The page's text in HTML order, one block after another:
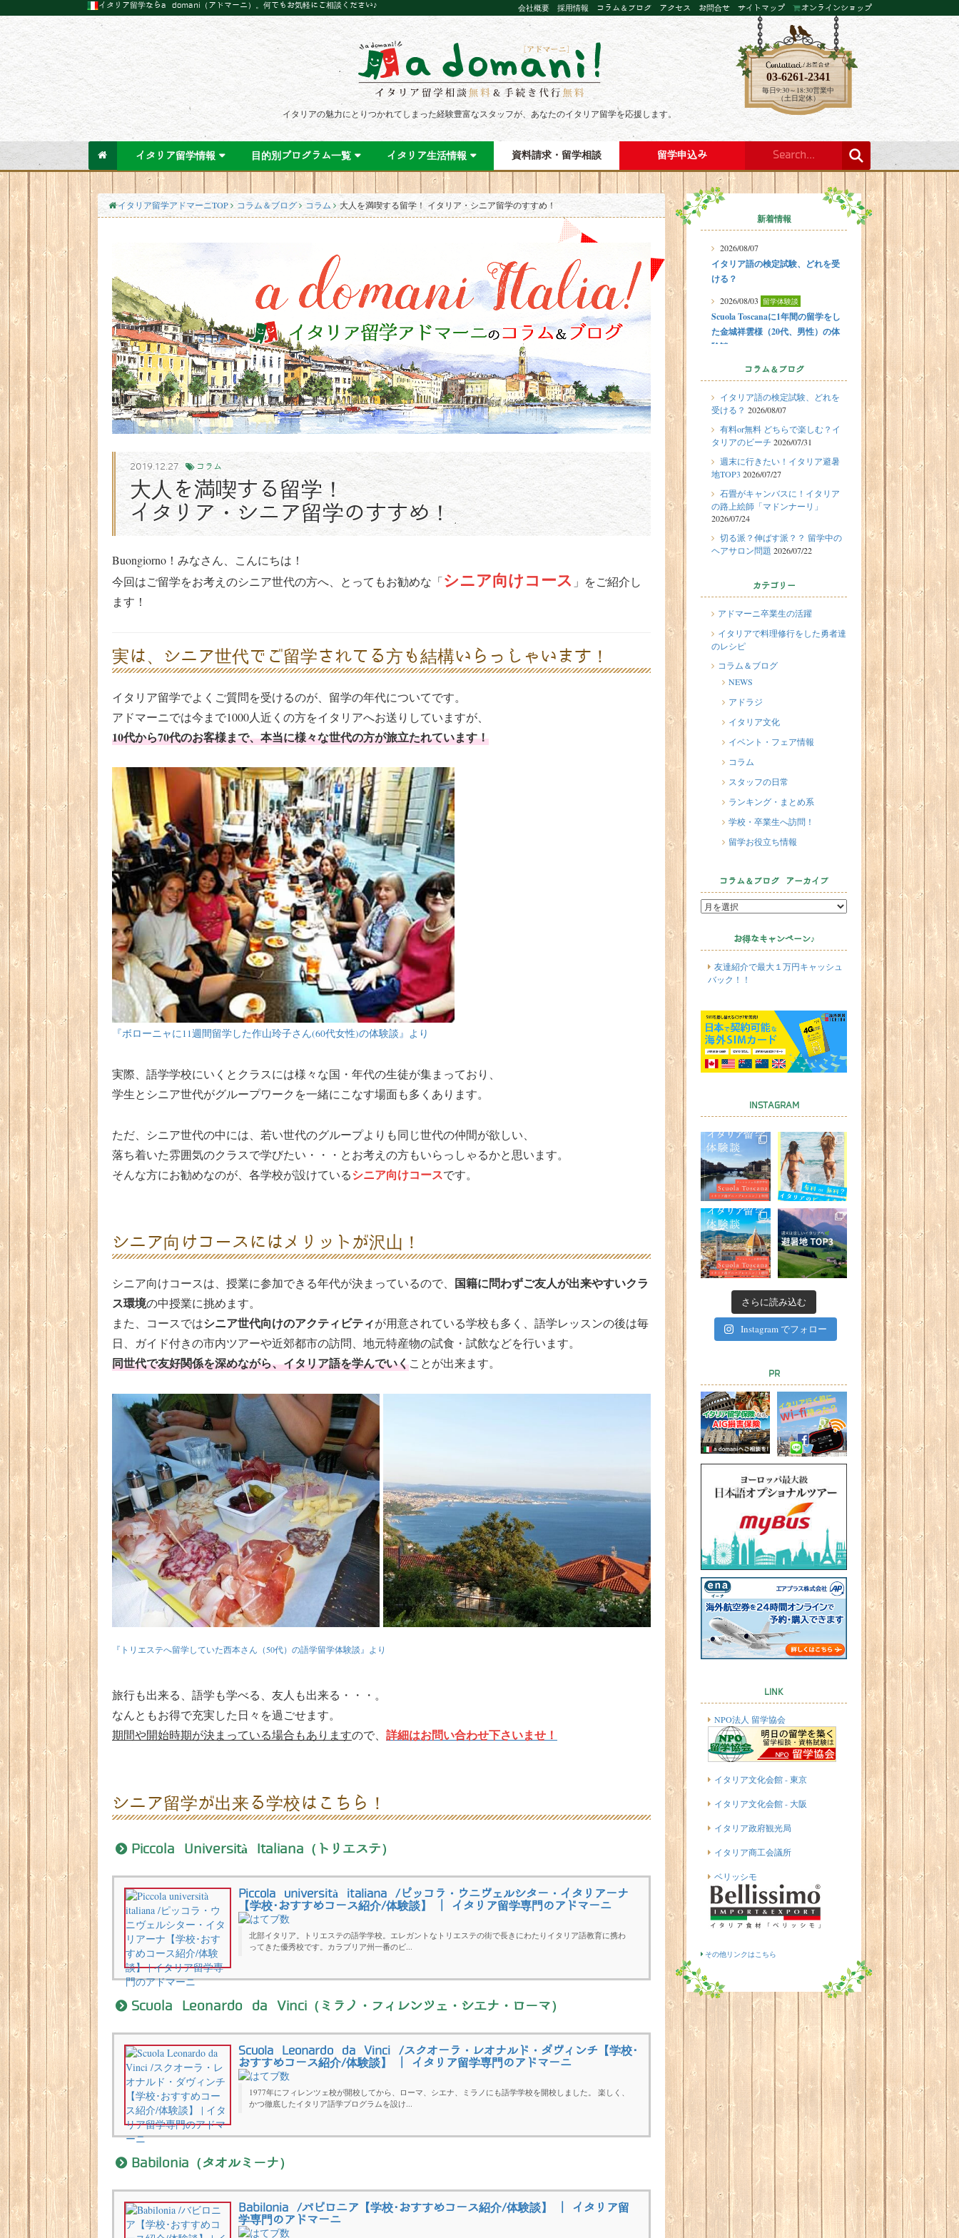
イタリア留学ならa domani（アドマーニ）。何でもお気軽にご相談ください♪ 会社概要 採用情報 コラム＆ブログ アクセス お問合せ サイトマップ オンラインショップ
イタリアの魅力にとりつかれてしまった経験豊富なスタッフが、あなたのイタリア留学を応援します。
03-6261-2341
毎日9:30～18:30営業中
（土日定休）
イタリア留学情報 目的別プログラム一覧 イタリア生活情報 資料請求・留学相談 留学申込み
イタリア留学アドマーニTOP コラム＆ブログ コラム 大人を満喫する留学！ イタリア・シニア留学のすすめ！
2019.12.27 コラム
大人を満喫する留学！
イタリア・シニア留学のすすめ！
Buongiorno！みなさん、こんにちは！
今回はご留学をお考えのシニア世代の方へ、とってもお勧めな「シニア向けコース 」をご紹介し
ます！
実は、シニア世代でご留学されてる方も結構いらっしゃいます！
イタリア留学でよくご質問を受けるのが、留学の年代についてです。
アドマーニでは今まで1000人近くの方をイタリアへお送りしていますが、
10代から70代のお客様まで、本当に様々な世代の方が旅立たれています！
『ボローニャに11週間留学した作山玲子さん(60代女性)の体験談』より
実際、語学学校にいくとクラスには様々な国・年代の生徒が集まっており、
学生とシニア世代がグループワークを一緒にこなす場面も多くあります。
ただ、シニア世代の中には、若い世代のグループよりも同じ世代の仲間が欲しい、
落ち着いた雰囲気のクラスで学びたい・・・とお考えの方もいらっしゃるかと思います。
そんな方にお勧めなのが、各学校が設けているシニア向けコースです。
シニア向けコースにはメリットが沢山！
シニア向けコースは、授業に参加できる年代が決まっているので、 国籍に問わずご友人が出来やすいクラ
ス環境の中授業に挑めます。
また、コースではシニア世代向けのアクティビティが用意されている学校も多く、語学レッスンの後は毎
日、ガイド付きの市内ツアーや近郊都市の訪問、地元特産物の試食・試飲などを行います。
同世代で友好関係を深めながら、イタリア語を学んでいくことが出来ます。
『トリエステへ留学していた西本さん（50代）の語学留学体験談』より
旅行も出来る、語学も学べる、友人も出来る・・・。
なんともお得で充実した日々を過ごせます。
期間や開始時期が決まっている場合もありますので、 詳細はお問い合わせ下さいませ！
シニア留学が出来る学校はこちら！
Piccola Università Italiana（トリエステ）
Piccola università italiana /ピッコラ・ウニヴェルシター・イタリアーナ
【学校･おすすめコース紹介/体験談】 | イタリア留学専門のアドマーニ
北部イタリア。トリエステの語学学校。エレガントなトリエステの街で長きにわたりイタリア語教育に携わ
ってきた優秀校です。カラブリア州一番のビ...
Scuola Leonardo da Vinci（ミラノ・フィレンツェ・シエナ・ローマ）
Scuola Leonardo da Vinci /スクオーラ・レオナルド・ダヴィンチ【学校･
おすすめコース紹介/体験談】 | イタリア留学専門のアドマーニ
1977年にフィレンツェ校が開校してから、ローマ、シエナ、ミラノにも語学学校を開校しました。 楽しく、
かつ徹底したイタリア語学プログラムを設け...
Babilonia（タオルミーナ）
Babilonia /バビロニア【学校･おすすめコース紹介/体験談】 | イタリア留
学専門のアドマーニ
新着情報
2026/08/07
イタリア語の検定試験、どれを受
ける？
2026/08/03 留学体験談
Scuola Toscanaに1年間の留学をし
た金城祥雲様（20代、男性）の体
験談
2026/07/31
有料or無料 どちらで楽しむ？イタ
リアのビーチ
フィレンツェに1週間の語学留学を
談
2026/07/27
週末に行きたい！イタリア避暑地
TOP3
2026/07/24
石畳がキャンバスに！イタリアの
2026/07/22
切る派？伸ばす派？？ 留学中のヘ
2026/07/20
イタリア人はどんなジェラートを
食べる？
2026/07/17
イタリアが誇る3人の天才芸術家 そ
味わってみたい！魚介の「ごった
煮」 リヴォルノのCacciucco（カッ
チュッコ）
コラム＆ブログ
イタリア語の検定試験、どれを
受ける？ 2026/08/07
有料or無料 どちらで楽しむ？イ
タリアのビーチ 2026/07/31
週末に行きたい！イタリア避暑
地TOP3 2026/07/27
石畳がキャンバスに！イタリア
の路上絵師「マドンナーリ」
2026/07/24
切る派？伸ばす派？？ 留学中の
ヘアサロン問題 2026/07/22
カテゴリー
アドマーニ卒業生の活躍
イタリアで料理修行をした勇者達
のレシピ
コラム＆ブログ
NEWS
アドラジ
イタリア文化
イベント・フェア情報
コラム
スタッフの日常
ランキング・まとめ系
学校・卒業生へ訪問！
留学お役立ち情報
コラム＆ブログ アーカイブ
お得なキャンペーン♪
友達紹介で最大１万円キャッシュ
バック！！
INSTAGRAM
さらに読み込む
Instagram でフォロー
PR
LINK
NPO法人 留学協会
イタリア文化会館 - 東京
イタリア文化会館 - 大阪
イタリア政府観光局
イタリア商工会議所
ベリッシモ
その他リンクはこちら